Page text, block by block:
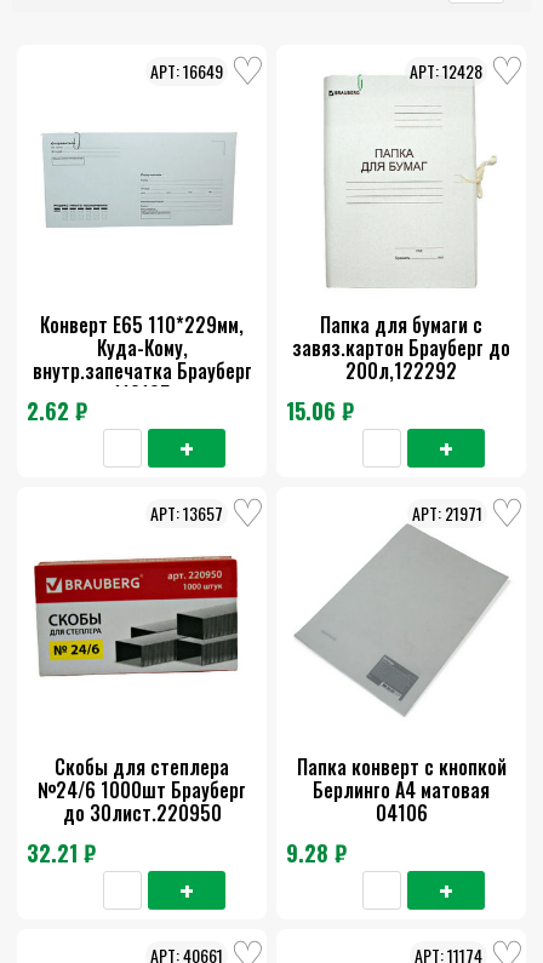
Конверт Е65 110*229мм,
Куда-Кому,
внутр.запечатка Брауберг
112195
2.62 ₽
16649
Папка для бумаги с
завяз.картон Брауберг до
200л,122292
15.06 ₽
12428
Скобы для степлера
№24/6 1000шт Брауберг
до 30лист.220950
32.21 ₽
13657
Папка конверт с кнопкой
Берлинго А4 матовая
04106
9.28 ₽
21971
40661 11174